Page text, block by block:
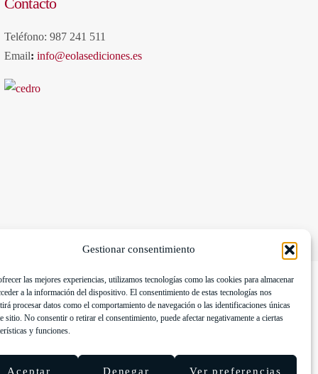
Gestionar consentimiento
las mejores experiencias, utilizamos tecnologías como las cookies para almacenar
a la información del dispositivo. El consentimiento de estas tecnologías nos
procesar datos como el comportamiento de navegación o las identificaciones únicas
sitio. No consentir o retirar el consentimiento, puede afectar negativamente a ciertas
y funciones.
Aceptar Denegar Ver preferencias
Teléfono: 987 241 511
Email: info@eolasediciones.es
Fondos Europeos, cuyo objetivo es la mejora de la
Plan de Acción con el objetivo de reforzar la digitalización